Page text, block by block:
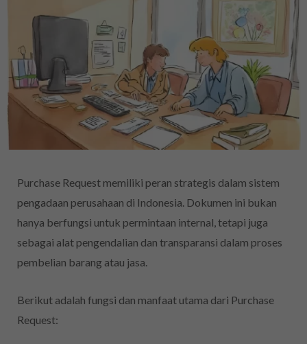
Purchase Request memiliki peran strategis dalam sistem
pengadaan perusahaan di Indonesia. Dokumen ini bukan
hanya berfungsi untuk permintaan internal, tetapi juga
sebagai alat pengendalian dan transparansi dalam proses
pembelian barang atau jasa.
Berikut adalah fungsi dan manfaat utama dari Purchase
Request: